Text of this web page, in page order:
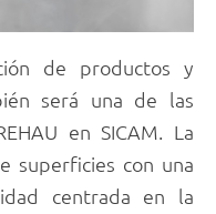
de productos y
será una de las
en SICAM. La
superficies con una
centrada en la